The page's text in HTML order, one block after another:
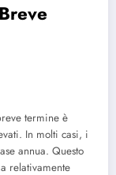
termine è
In molti casi, i
annua. Questo
relativamente